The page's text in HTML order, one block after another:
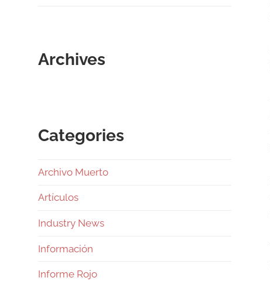
Archives
Categories
Archivo Muerto
Artículos
Industry News
Información
Informe Rojo